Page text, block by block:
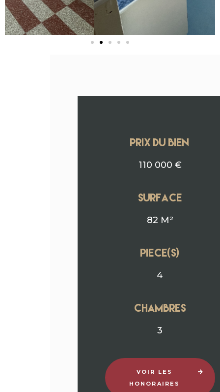
PRIX DU BIEN
110 000 €
surface
82 M²
Piece(s)
4
chambres
3
VOIR LES
HONORAIRES